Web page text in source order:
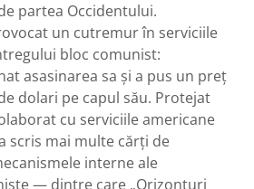
partea Occidentului.
un cutremur în serviciile
bloc comunist:
asasinarea sa și a pus un preț
dolari pe capul său. Protejat
cu serviciile americane
scris mai multe cărți de
interne ale
— dintre care „Orizonturi